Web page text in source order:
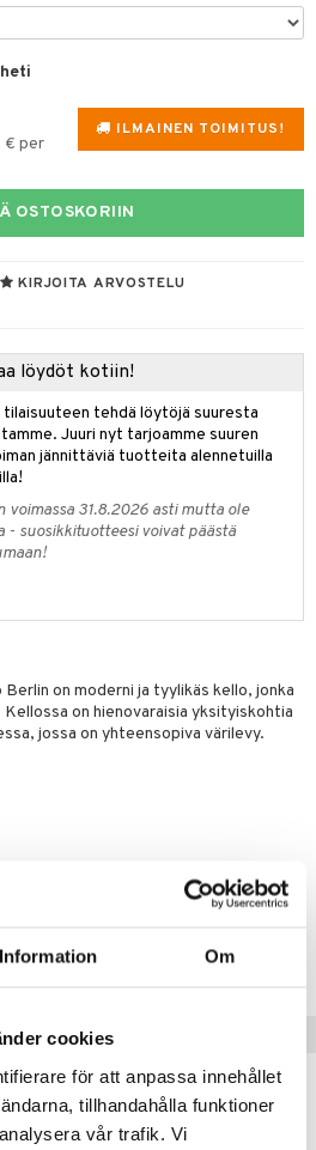
Information Om
cookies
för att anpassa innehållet
tillhandahålla funktioner
vår trafik. Vi
ILMAINEN TOIMITUS!
€ per
OSTOSKORIIN
KIRJOITA ARVOSTELU
löydöt kotiin!
tilaisuuteen tehdä löytöjä suuresta
Juuri nyt tarjoamme suuren
jännittäviä tuotteita alennetuilla
voimassa 31.8.2026 asti mutta ole
- suosikkituotteesi voivat päästä
on moderni ja tyylikäs kello, jonka
on hienovaraisia yksityiskohtia
jossa on yhteensopiva värilevy.
tuotteet